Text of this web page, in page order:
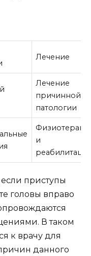
Лечение
Лечение
причинной
патологии
и
если приступы
головы вправо
В таком
к врачу для
данного